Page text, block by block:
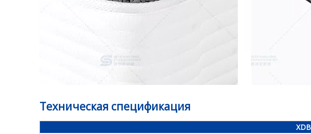
Техническая спецификация
XDB-